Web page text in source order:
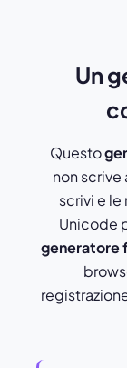
Un
Questo
non
scrivi e
Unicode
generatore